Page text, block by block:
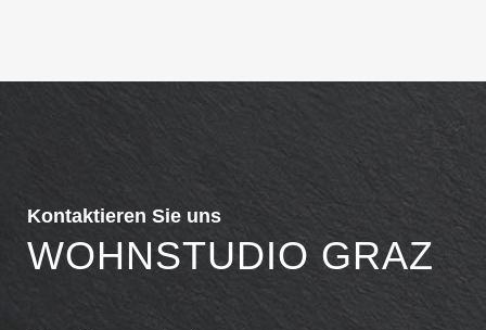
Kontaktieren Sie uns
WOHNSTUDIO GRAZ